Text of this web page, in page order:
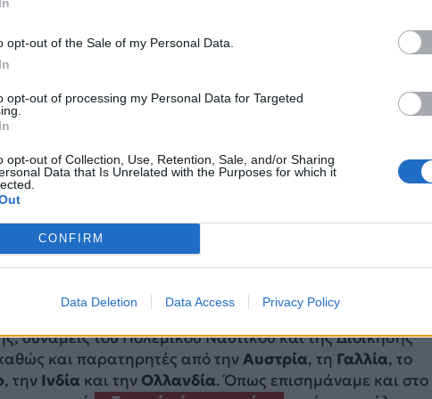
opt-out of the Sale of my Personal Data.
opt-out of processing my Personal Data for Targeted
opt-out of Collection, Use, Retention, Sale, and/or Sharing
Data that Is Unrelated with the Purposes for which it
CONFIRM
Data Deletion Data Access Privacy Policy
από τηνΕλλάδα(F-16, EMB-145 AEW&C), το
(F-18),
την
39 Gripen) και τηνΤσεχία(AH-1Z Viper, AH-1Y Venom), σε
το εύρος του FIR Αθηνών, με σκοπό την παροχή
επιχειρησιακής εκπαίδευσης υπό το πνεύμα
θα Πολεμήσεις».
δυνάμεις του Πολεμικού Ναυτικού και της Διοίκησης
και παρατηρητές από τηνΑυστρία, τη Γαλλία, το
, την Ινδία και την Ολλανδία. Όπως επισημάναμε και στο